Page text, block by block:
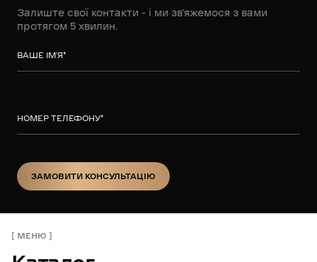
Залиште свої контакти - і ми зв’яжемося з вами
протягом 5 хвилин.
ВАШЕ ІМ’Я*
НОМЕР ТЕЛЕФОНУ*
ЗАМОВИТИ КОНСУЛЬТАЦІЮ
МЕНЮ